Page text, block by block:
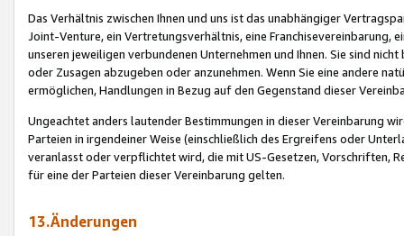
Das Verhältnis zwischen Ihnen und uns ist das unabhängiger
Joint-Venture, ein Vertretungsverhältnis, eine Franchisevereinbarung,
unseren jeweiligen verbundenen Unternehmen und Ihnen. Sie sind
oder Zusagen abzugeben oder anzunehmen. Wenn Sie eine andere
ermöglichen, Handlungen in Bezug auf den Gegenstand dieser
Ungeachtet anders lautender Bestimmungen in dieser Vereinbarung
Parteien in irgendeiner Weise (einschließlich des Ergreifens oder
veranlasst oder verpflichtet wird, die mit US-Gesetzen, Vorschriften,
für eine der Parteien dieser Vereinbarung gelten.
13.Änderungen